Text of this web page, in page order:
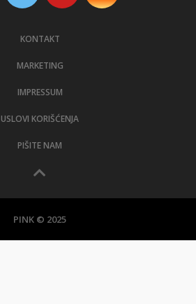
KONTAKT
MARKETING
IMPRESSUM
USLOVI KORIŠĆENJA
PIŠITE NAM
PINK © 2025